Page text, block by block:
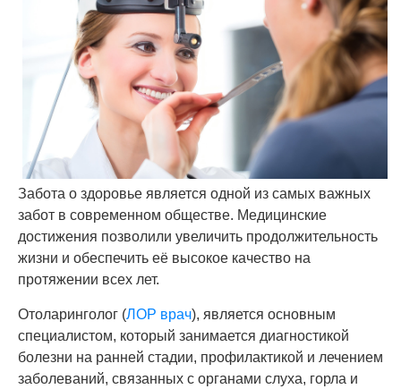
Забота о здоровье является одной из самых важных
забот в современном обществе. Медицинские
достижения позволили увеличить продолжительность
жизни и обеспечить её высокое качество на
протяжении всех лет.
Отоларинголог (ЛОР врач), является основным
специалистом, который занимается диагностикой
болезни на ранней стадии, профилактикой и лечением
заболеваний, связанных с органами слуха, горла и